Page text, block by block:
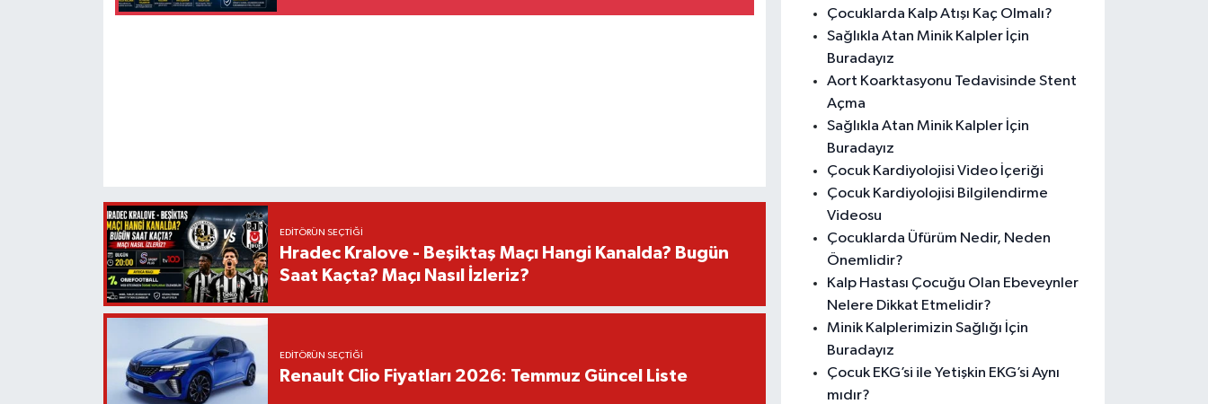
EDITÖRÜN SEÇTIĞI
Hradec Kralove - Beşiktaş Maçı Hangi Kanalda? Bugün
Saat Kaçta? Maçı Nasıl İzleriz?
EDITÖRÜN SEÇTIĞI
Renault Clio Fiyatları 2026: Temmuz Güncel Liste
Çocuklarda Kalp Atışı Kaç Olmalı?
Sağlıkla Atan Minik Kalpler İçin
Buradayız
Aort Koarktasyonu Tedavisinde Stent
Açma
Sağlıkla Atan Minik Kalpler İçin
Buradayız
Çocuk Kardiyolojisi Video İçeriği
Çocuk Kardiyolojisi Bilgilendirme
Videosu
Çocuklarda Üfürüm Nedir, Neden
Önemlidir?
Kalp Hastası Çocuğu Olan Ebeveynler
Nelere Dikkat Etmelidir?
Minik Kalplerimizin Sağlığı İçin
Buradayız
Çocuk EKG’si ile Yetişkin EKG’si Aynı
mıdır?